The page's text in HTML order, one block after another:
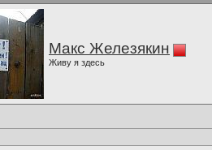
Макс Железякин
Живу я здесь